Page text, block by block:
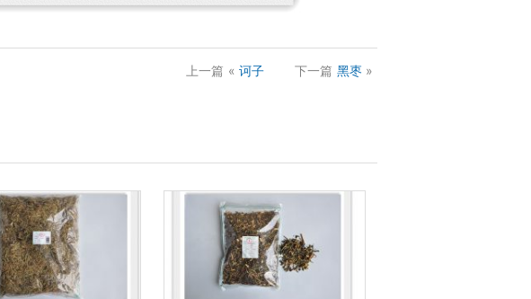
上一篇 « 诃子 下一篇 黑枣 »